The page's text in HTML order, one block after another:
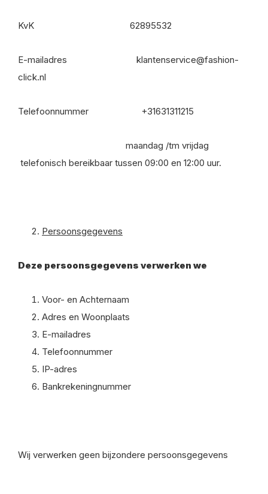
KvK 62895532
E-mailadres klantenservice@fashion-
click.nl
Telefoonnummer +31631311215
maandag /tm vrijdag
telefonisch bereikbaar tussen 09:00 en 12:00 uur.
Persoonsgegevens
Deze persoonsgegevens verwerken we
Voor- en Achternaam
Adres en Woonplaats
E-mailadres
Telefoonnummer
IP-adres
Bankrekeningnummer
Wij verwerken geen bijzondere persoonsgegevens